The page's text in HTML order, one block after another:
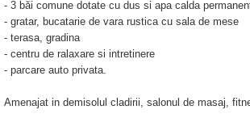
- 3 băi comune dotate cu dus si apa calda
- gratar, bucatarie de vara rustica cu sala de mese
- terasa, gradina
- centru de ralaxare si intretinere
- parcare auto privata.
Amenajat in demisolul cladirii, salonul de masaj,